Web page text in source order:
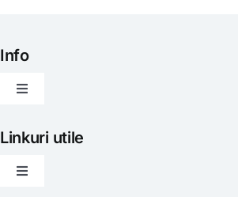
Info
Toggle
Articole
Linkuri utile
Toggle